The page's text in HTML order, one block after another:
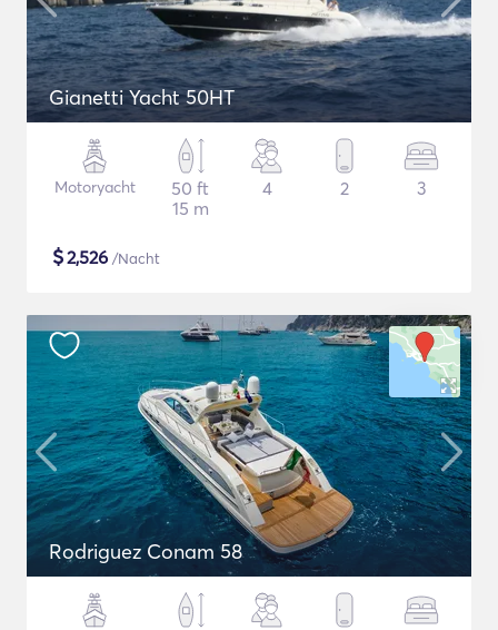
Gianetti Yacht 50HT
Motoryacht
50 ft
15 m
4 2 3
$2,526 /Nacht
Rodriguez Conam 58